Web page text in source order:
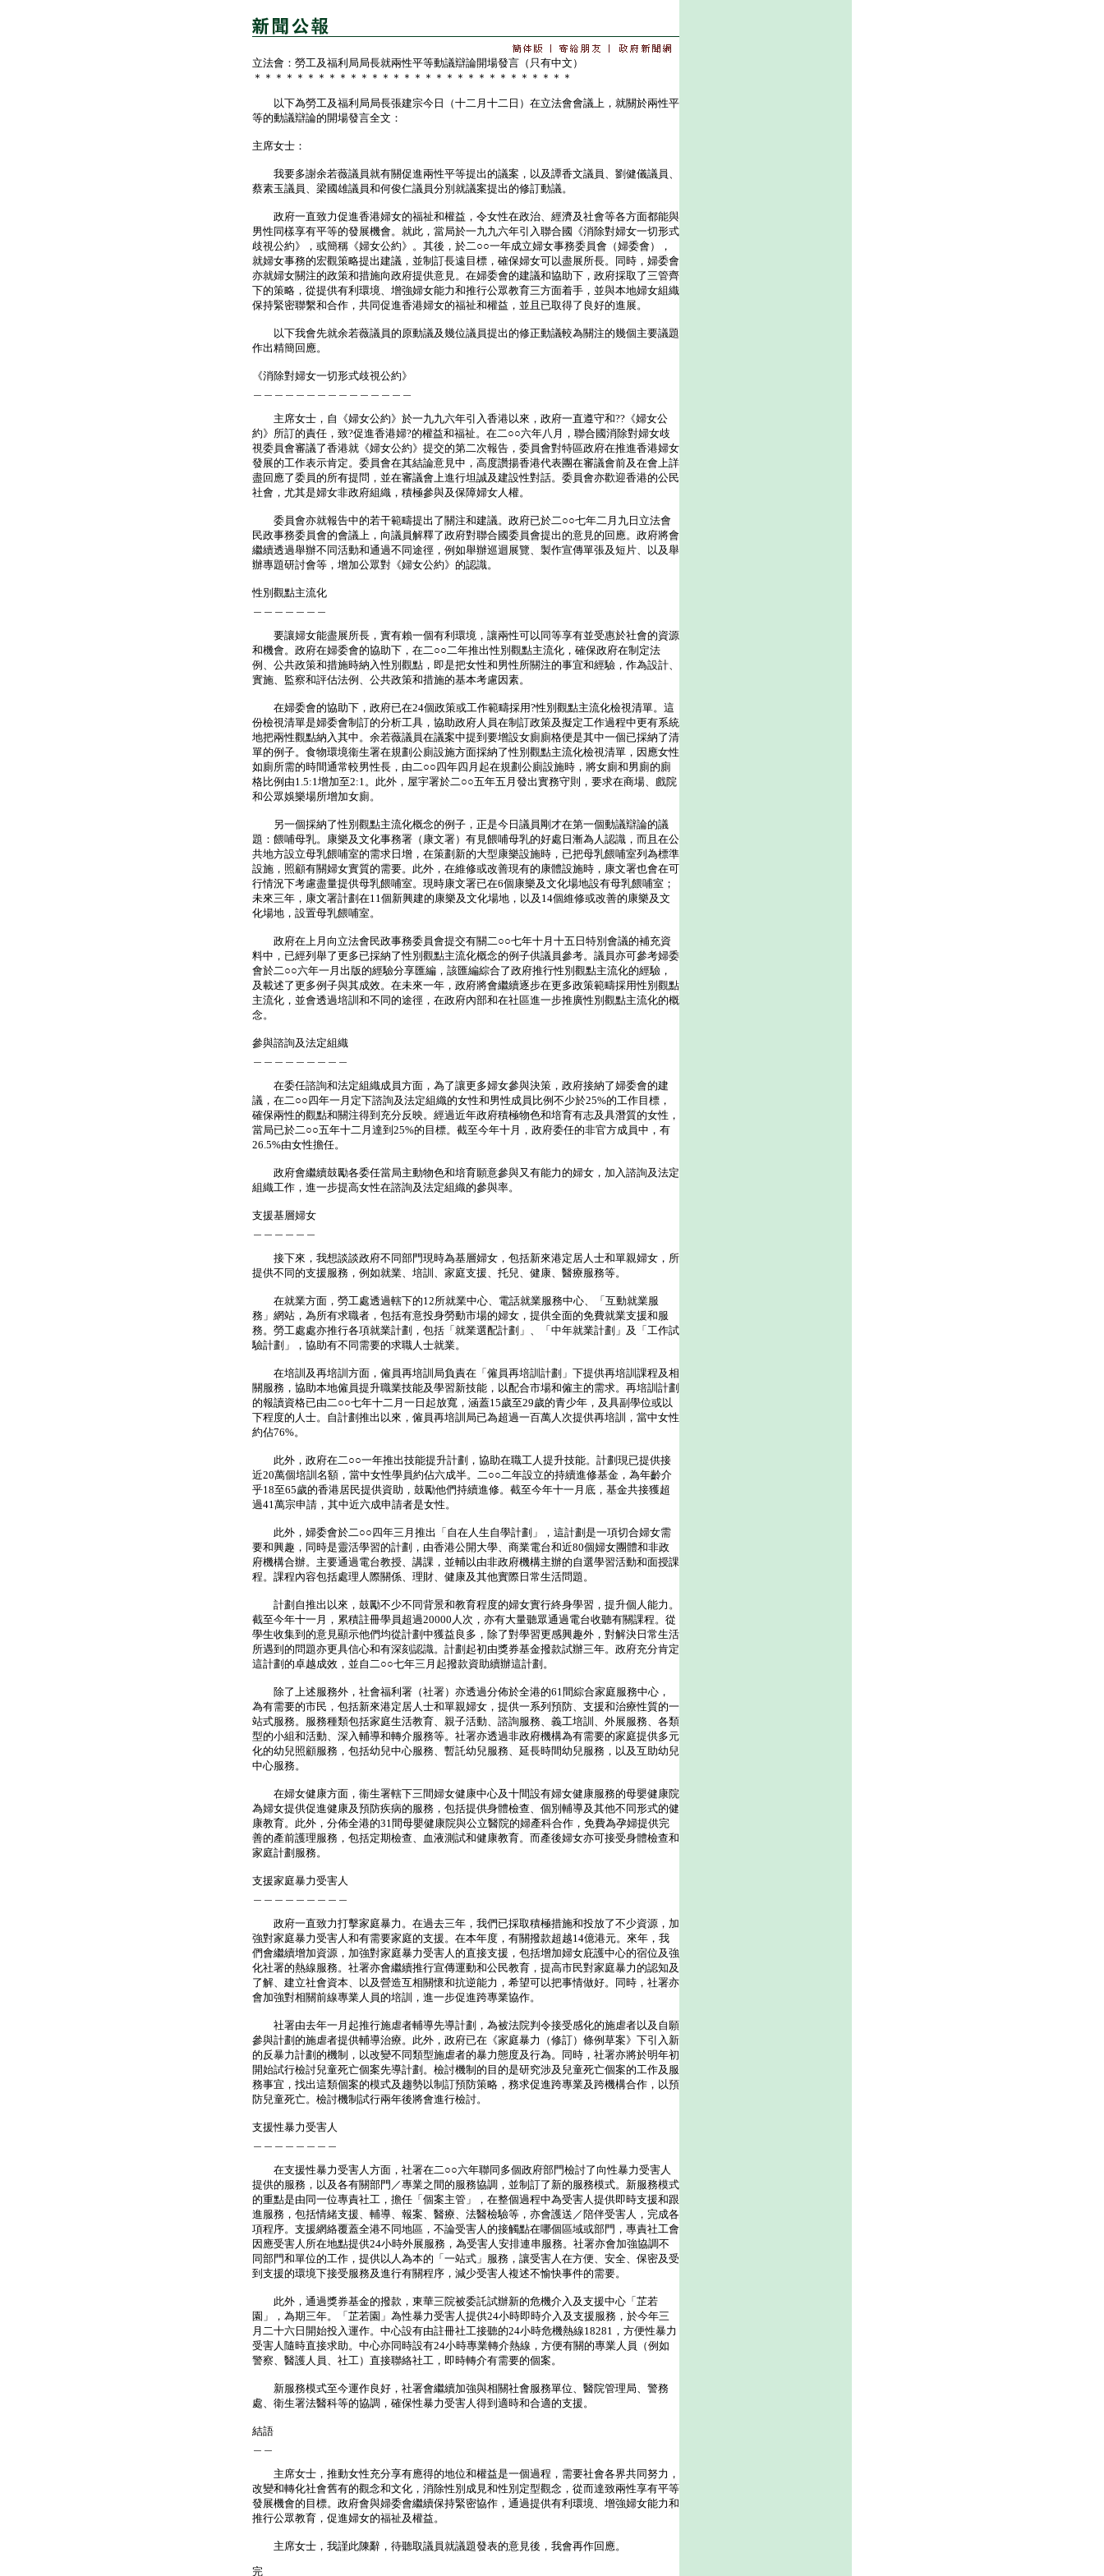
立法會：勞工及福利局局長就兩性平等動議辯論開場發言（只有中文）
＊＊＊＊＊＊＊＊＊＊＊＊＊＊＊＊＊＊＊＊＊＊＊＊＊＊＊＊＊＊
以下為勞工及福利局局長張建宗今日（十二月十二日）在立法會會議上，就關於兩性平
等的動議辯論的開場發言全文：
主席女士：
我要多謝余若薇議員就有關促進兩性平等提出的議案，以及譚香文議員、劉健儀議員、
蔡素玉議員、梁國雄議員和何俊仁議員分別就議案提出的修訂動議。
政府一直致力促進香港婦女的福祉和權益，令女性在政治、經濟及社會等各方面都能與
男性同樣享有平等的發展機會。就此，當局於一九九六年引入聯合國《消除對婦女一切形式
歧視公約》，或簡稱《婦女公約》。其後，於二○○一年成立婦女事務委員會（婦委會），
就婦女事務的宏觀策略提出建議，並制訂長遠目標，確保婦女可以盡展所長。同時，婦委會
亦就婦女關注的政策和措施向政府提供意見。在婦委會的建議和協助下，政府採取了三管齊
下的策略，從提供有利環境、增強婦女能力和推行公眾教育三方面着手，並與本地婦女組織
保持緊密聯繫和合作，共同促進香港婦女的福祉和權益，並且已取得了良好的進展。
以下我會先就余若薇議員的原動議及幾位議員提出的修正動議較為關注的幾個主要議題
作出精簡回應。
《消除對婦女一切形式歧視公約》
主席女士，自《婦女公約》於一九九六年引入香港以來，政府一直遵守和??《婦女公
約》所訂的責任，致?促進香港婦?的權益和福祉。在二○○六年八月，聯合國消除對婦女歧
視委員會審議了香港就《婦女公約》提交的第二次報告，委員會對特區政府在推進香港婦女
發展的工作表示肯定。委員會在其結論意見中，高度讚揚香港代表團在審議會前及在會上詳
盡回應了委員的所有提問，並在審議會上進行坦誠及建設性對話。委員會亦歡迎香港的公民
社會，尤其是婦女非政府組織，積極參與及保障婦女人權。
委員會亦就報告中的若干範疇提出了關注和建議。政府已於二○○七年二月九日立法會
民政事務委員會的會議上，向議員解釋了政府對聯合國委員會提出的意見的回應。政府將會
繼續透過舉辦不同活動和通過不同途徑，例如舉辦巡迴展覽、製作宣傳單張及短片、以及舉
辦專題研討會等，增加公眾對《婦女公約》的認識。
性別觀點主流化
要讓婦女能盡展所長，實有賴一個有利環境，讓兩性可以同等享有並受惠於社會的資源
和機會。政府在婦委會的協助下，在二○○二年推出性別觀點主流化，確保政府在制定法
例、公共政策和措施時納入性別觀點，即是把女性和男性所關注的事宜和經驗，作為設計、
實施、監察和評估法例、公共政策和措施的基本考慮因素。
在婦委會的協助下，政府已在24個政策或工作範疇採用?性別觀點主流化檢視清單。這
份檢視清單是婦委會制訂的分析工具，協助政府人員在制訂政策及擬定工作過程中更有系統
地把兩性觀點納入其中。余若薇議員在議案中提到要增設女廁廁格便是其中一個已採納了清
單的例子。食物環境衞生署在規劃公廁設施方面採納了性別觀點主流化檢視清單，因應女性
如廁所需的時間通常較男性長，由二○○四年四月起在規劃公廁設施時，將女廁和男廁的廁
格比例由1.5:1增加至2:1。此外，屋宇署於二○○五年五月發出實務守則，要求在商場、戲院
和公眾娛樂場所增加女廁。
另一個採納了性別觀點主流化概念的例子，正是今日議員剛才在第一個動議辯論的議
題：餵哺母乳。康樂及文化事務署（康文署）有見餵哺母乳的好處日漸為人認識，而且在公
共地方設立母乳餵哺室的需求日增，在策劃新的大型康樂設施時，已把母乳餵哺室列為標準
設施，照顧有關婦女實質的需要。此外，在維修或改善現有的康體設施時，康文署也會在可
行情況下考慮盡量提供母乳餵哺室。現時康文署已在6個康樂及文化場地設有母乳餵哺室；
未來三年，康文署計劃在11個新興建的康樂及文化場地，以及14個維修或改善的康樂及文
化場地，設置母乳餵哺室。
政府在上月向立法會民政事務委員會提交有關二○○七年十月十五日特別會議的補充資
料中，已經列舉了更多已採納了性別觀點主流化概念的例子供議員參考。議員亦可參考婦委
會於二○○六年一月出版的經驗分享匯編，該匯編綜合了政府推行性別觀點主流化的經驗，
及載述了更多例子與其成效。在未來一年，政府將會繼續逐步在更多政策範疇採用性別觀點
主流化，並會透過培訓和不同的途徑，在政府內部和在社區進一步推廣性別觀點主流化的概
念。
參與諮詢及法定組織
在委任諮詢和法定組織成員方面，為了讓更多婦女參與決策，政府接納了婦委會的建
議，在二○○四年一月定下諮詢及法定組織的女性和男性成員比例不少於25%的工作目標，
確保兩性的觀點和關注得到充分反映。經過近年政府積極物色和培育有志及具潛質的女性，
當局已於二○○五年十二月達到25%的目標。截至今年十月，政府委任的非官方成員中，有
26.5%由女性擔任。
政府會繼續鼓勵各委任當局主動物色和培育願意參與又有能力的婦女，加入諮詢及法定
組織工作，進一步提高女性在諮詢及法定組織的參與率。
支援基層婦女
接下來，我想談談政府不同部門現時為基層婦女，包括新來港定居人士和單親婦女，所
提供不同的支援服務，例如就業、培訓、家庭支援、托兒、健康、醫療服務等。
在就業方面，勞工處透過轄下的12所就業中心、電話就業服務中心、「互動就業服
務」網站，為所有求職者，包括有意投身勞動市場的婦女，提供全面的免費就業支援和服
務。勞工處處亦推行各項就業計劃，包括「就業選配計劃」、「中年就業計劃」及「工作試
驗計劃」，協助有不同需要的求職人士就業。
在培訓及再培訓方面，僱員再培訓局負責在「僱員再培訓計劃」下提供再培訓課程及相
關服務，協助本地僱員提升職業技能及學習新技能，以配合市場和僱主的需求。再培訓計劃
的報讀資格已由二○○七年十二月一日起放寬，涵蓋15歲至29歲的青少年，及具副學位或以
下程度的人士。自計劃推出以來，僱員再培訓局已為超過一百萬人次提供再培訓，當中女性
約佔76%。
此外，政府在二○○一年推出技能提升計劃，協助在職工人提升技能。計劃現已提供接
近20萬個培訓名額，當中女性學員約佔六成半。二○○二年設立的持續進修基金，為年齡介
乎18至65歲的香港居民提供資助，鼓勵他們持續進修。截至今年十一月底，基金共接獲超
過41萬宗申請，其中近六成申請者是女性。
此外，婦委會於二○○四年三月推出「自在人生自學計劃」，這計劃是一項切合婦女需
要和興趣，同時是靈活學習的計劃，由香港公開大學、商業電台和近80個婦女團體和非政
府機構合辦。主要通過電台教授、講課，並輔以由非政府機構主辦的自選學習活動和面授課
程。課程內容包括處理人際關係、理財、健康及其他實際日常生活問題。
計劃自推出以來，鼓勵不少不同背景和教育程度的婦女實行終身學習，提升個人能力。
截至今年十一月，累積註冊學員超過20000人次，亦有大量聽眾通過電台收聽有關課程。從
學生收集到的意見顯示他們均從計劃中獲益良多，除了對學習更感興趣外，對解決日常生活
所遇到的問題亦更具信心和有深刻認識。計劃起初由獎券基金撥款試辦三年。政府充分肯定
這計劃的卓越成效，並自二○○七年三月起撥款資助續辦這計劃。
除了上述服務外，社會福利署（社署）亦透過分佈於全港的61間綜合家庭服務中心，
為有需要的市民，包括新來港定居人士和單親婦女，提供一系列預防、支援和治療性質的一
站式服務。服務種類包括家庭生活教育、親子活動、諮詢服務、義工培訓、外展服務、各類
型的小組和活動、深入輔導和轉介服務等。社署亦透過非政府機構為有需要的家庭提供多元
化的幼兒照顧服務，包括幼兒中心服務、暫託幼兒服務、延長時間幼兒服務，以及互助幼兒
中心服務。
在婦女健康方面，衞生署轄下三間婦女健康中心及十間設有婦女健康服務的母嬰健康院
為婦女提供促進健康及預防疾病的服務，包括提供身體檢查、個別輔導及其他不同形式的健
康教育。此外，分佈全港的31間母嬰健康院與公立醫院的婦產科合作，免費為孕婦提供完
善的產前護理服務，包括定期檢查、血液測試和健康教育。而產後婦女亦可接受身體檢查和
家庭計劃服務。
支援家庭暴力受害人
政府一直致力打擊家庭暴力。在過去三年，我們已採取積極措施和投放了不少資源，加
強對家庭暴力受害人和有需要家庭的支援。在本年度，有關撥款超越14億港元。來年，我
們會繼續增加資源，加強對家庭暴力受害人的直接支援，包括增加婦女庇護中心的宿位及強
化社署的熱線服務。社署亦會繼續推行宣傳運動和公民教育，提高市民對家庭暴力的認知及
了解、建立社會資本、以及營造互相關懷和抗逆能力，希望可以把事情做好。同時，社署亦
會加強對相關前線專業人員的培訓，進一步促進跨專業協作。
社署由去年一月起推行施虐者輔導先導計劃，為被法院判令接受感化的施虐者以及自願
參與計劃的施虐者提供輔導治療。此外，政府已在《家庭暴力（修訂）條例草案》下引入新
的反暴力計劃的機制，以改變不同類型施虐者的暴力態度及行為。同時，社署亦將於明年初
開始試行檢討兒童死亡個案先導計劃。檢討機制的目的是研究涉及兒童死亡個案的工作及服
務事宜，找出這類個案的模式及趨勢以制訂預防策略，務求促進跨專業及跨機構合作，以預
防兒童死亡。檢討機制試行兩年後將會進行檢討。
支援性暴力受害人
在支援性暴力受害人方面，社署在二○○六年聯同多個政府部門檢討了向性暴力受害人
提供的服務，以及各有關部門／專業之間的服務協調，並制訂了新的服務模式。新服務模式
的重點是由同一位專責社工，擔任「個案主管」，在整個過程中為受害人提供即時支援和跟
進服務，包括情緒支援、輔導、報案、醫療、法醫檢驗等，亦會護送／陪伴受害人，完成各
項程序。支援網絡覆蓋全港不同地區，不論受害人的接觸點在哪個區域或部門，專責社工會
因應受害人所在地點提供24小時外展服務，為受害人安排連串服務。社署亦會加強協調不
同部門和單位的工作，提供以人為本的「一站式」服務，讓受害人在方便、安全、保密及受
到支援的環境下接受服務及進行有關程序，減少受害人複述不愉快事件的需要。
此外，通過獎券基金的撥款，東華三院被委託試辦新的危機介入及支援中心「芷若
園」，為期三年。「芷若園」為性暴力受害人提供24小時即時介入及支援服務，於今年三
月二十六日開始投入運作。中心設有由註冊社工接聽的24小時危機熱線18281，方便性暴力
受害人隨時直接求助。中心亦同時設有24小時專業轉介熱線，方便有關的專業人員（例如
警察、醫護人員、社工）直接聯絡社工，即時轉介有需要的個案。
新服務模式至今運作良好，社署會繼續加強與相關社會服務單位、醫院管理局、警務
處、衛生署法醫科等的協調，確保性暴力受害人得到適時和合適的支援。
結語
主席女士，推動女性充分享有應得的地位和權益是一個過程，需要社會各界共同努力，
改變和轉化社會舊有的觀念和文化，消除性別成見和性別定型觀念，從而達致兩性享有平等
發展機會的目標。政府會與婦委會繼續保持緊密協作，通過提供有利環境、增強婦女能力和
推行公眾教育，促進婦女的福祉及權益。
主席女士，我謹此陳辭，待聽取議員就議題發表的意見後，我會再作回應。
完